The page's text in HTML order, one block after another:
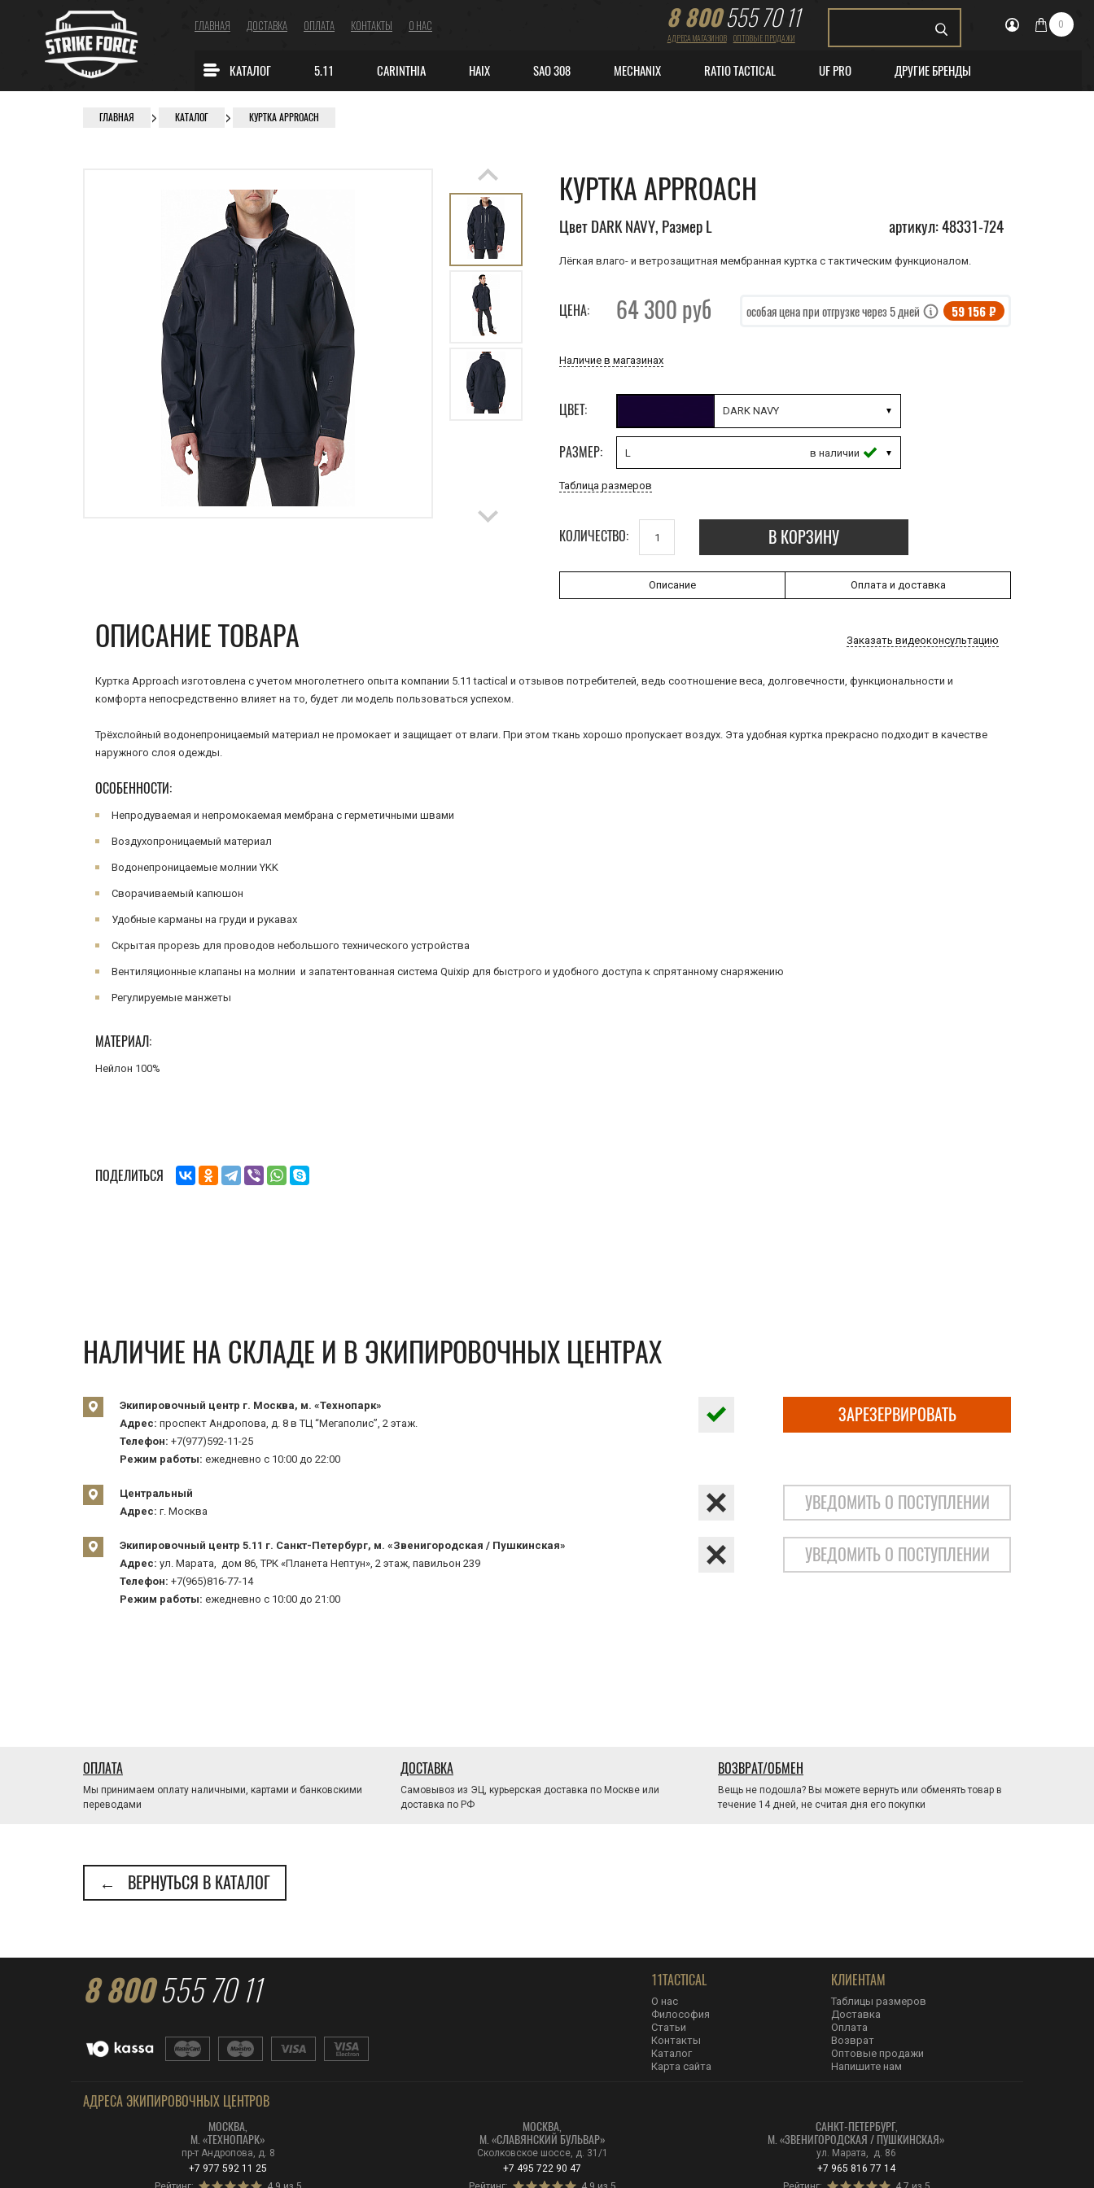
ГЛАВНАЯ ДОСТАВКА ОПЛАТА КОНТАКТЫ О НАС 8 800555 70 11
АДРЕСА МАГАЗИНОВ ОПТОВЫЕ ПРОДАЖИ
0
КАТАЛОГ 5.11 CARINTHIA HAIX SAO 308 MECHANIX RATIO TACTICAL UF PRO ДРУГИЕ БРЕНДЫ
ГЛАВНАЯ КАТАЛОГ КУРТКА APPROACH
КУРТКА APPROACH
Цвет DARK NAVY, Размер L артикул: 48331-724
Лёгкая влаго- и ветрозащитная мембранная куртка с тактическим функционалом.
ЦЕНА: 64 300 руб особая цена при отгрузке через 5 дней 59 156 ₽
Наличие в магазинах
ЦВЕТ: DARK NAVY
РАЗМЕР: L
Таблица размеров
КОЛИЧЕСТВО: В КОРЗИНУ
Описание Оплата и доставка
Заказать видеоконсультацию
ОПИСАНИЕ ТОВАРА
Куртка Approach изготовлена с учетом многолетнего опыта компании 5.11 tactical и отзывов потребителей, ведь соотношение веса, долговечности, функциональности и
комфорта непосредственно влияет на то, будет ли модель пользоваться успехом.
Трёхслойный водонепроницаемый материал не промокает и защищает от влаги. При этом ткань хорошо пропускает воздух. Эта удобная куртка прекрасно подходит в качестве
наружного слоя одежды.
ОСОБЕННОСТИ:
Непродуваемая и непромокаемая мембрана с герметичными швами
Воздухопроницаемый материал
Водонепроницаемые молнии YKK
Сворачиваемый капюшон
Удобные карманы на груди и рукавах
Скрытая прорезь для проводов небольшого технического устройства
Вентиляционные клапаны на молнии и запатентованная система Quixip для быстрого и удобного доступа к спрятанному снаряжению
Регулируемые манжеты
МАТЕРИАЛ:
Нейлон 100%
ПОДЕЛИТЬСЯ
НАЛИЧИЕ НА СКЛАДЕ И В ЭКИПИРОВОЧНЫХ ЦЕНТРАХ
Экипировочный центр г. Москва, м. «Технопарк»
Адрес: проспект Андропова, д. 8 в ТЦ “Мегаполис”, 2 этаж.
Телефон: +7(977)592-11-25
Режим работы: ежедневно с 10:00 до 22:00
ЗАРЕЗЕРВИРОВАТЬ
Центральный
Адрес: г. Москва УВЕДОМИТЬ О ПОСТУПЛЕНИИ
Экипировочный центр 5.11 г. Санкт-Петербург, м. «Звенигородская / Пушкинская»
Адрес: ул. Марата, дом 86, ТРК «Планета Нептун», 2 этаж, павильон 239
Телефон: +7(965)816-77-14
Режим работы: ежедневно с 10:00 до 21:00
УВЕДОМИТЬ О ПОСТУПЛЕНИИ
ОПЛАТА
Мы принимаем оплату наличными, картами и банковскими
переводами
ДОСТАВКА
Самовывоз из ЭЦ, курьерская доставка по Москве или
доставка по РФ
ВОЗВРАТ/ОБМЕН
Вещь не подошла? Вы можете вернуть или обменять товар в
течение 14 дней, не считая дня его покупки
← ВЕРНУТЬСЯ В КАТАЛОГ
8 800555 70 11 11TACTICAL
О нас
Философия
Статьи
Контакты
Каталог
Карта сайта
КЛИЕНТАМ
Таблицы размеров
Доставка
Оплата
Возврат
Оптовые продажи
Напишите нам
АДРЕСА ЭКИПИРОВОЧНЫХ ЦЕНТРОВ
МОСКВА,
М. «ТЕХНОПАРК»
пр-т Андропова, д. 8
+7 977 592 11 25
МОСКВА,
М. «CЛАВЯНСКИЙ БУЛЬВАР»
Сколковское шоссе, д. 31/1
+7 495 722 90 47
САНКТ-ПЕТЕРБУРГ,
М. «ЗВЕНИГОРОДСКАЯ / ПУШКИНСКАЯ»
ул. Марата, д. 86
+7 965 816 77 14